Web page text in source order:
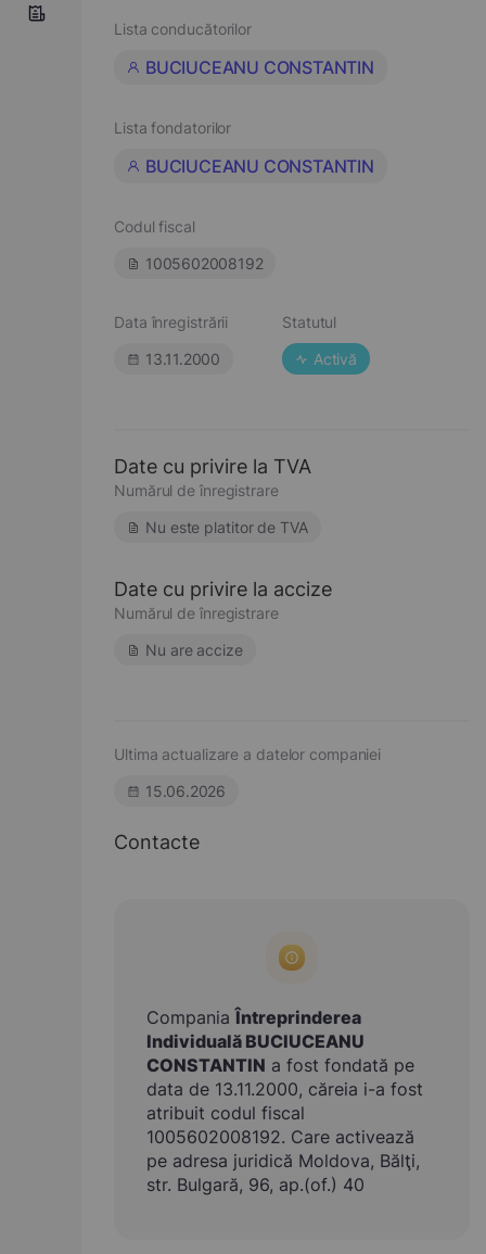
Lista conducătorilor
BUCIUCEANU CONSTANTIN
Lista fondatorilor
BUCIUCEANU CONSTANTIN
Codul fiscal
1005602008192
Data înregistrării
13.11.2000
Statutul
Activă
Date cu privire la TVA
Numărul de înregistrare
Nu este platitor de TVA
Date cu privire la accize
Numărul de înregistrare
Nu are accize
Ultima actualizare a datelor companiei
15.06.2026
Contacte
CompaniaÎntreprinderea
Individuală BUCIUCEANU
CONSTANTIN a fost fondată pe
data de 13.11.2000, căreia i-a fost
atribuit codul fiscal
1005602008192. Care activează
pe adresa juridică Moldova, Bălţi,
str. Bulgară, 96, ap.(of.) 40